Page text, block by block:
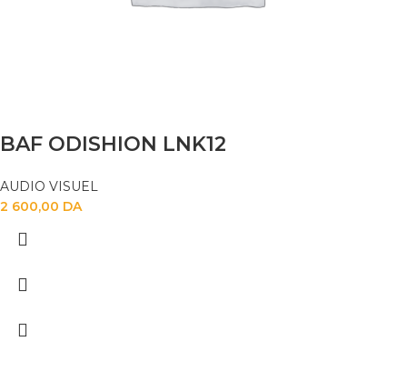
BAF ODISHION LNK12
AUDIO VISUEL
2 600,00 DA